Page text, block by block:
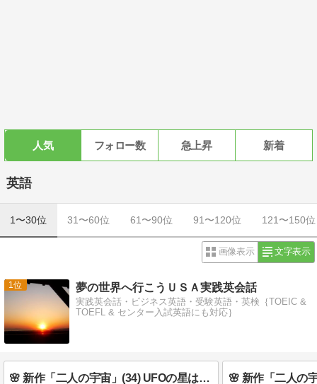
人気 フォロー数 急上昇 新着
英語
1〜30位 31〜60位 61〜90位 91〜120位 121〜150位
画像表示 文字表示
1 夢の世界へ行こうＵＳＡ実践英会話
実践英会話・ビジネス英語・受験英語・英検｛TOEIC &
TOEFL & センター入試英語にも対応｝
🌸 新作「二人の宇宙」(34) UFOの星はドームとチューブ 🍒 英検3分自己判定